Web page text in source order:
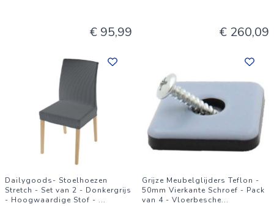
€ 95,99 € 260,09
Dailygoods- Stoelhoezen
Stretch - Set van 2 - Donkergrijs
- Hoogwaardige Stof - ...
Grijze Meubelglijders Teflon -
50mm Vierkante Schroef - Pack
van 4 - Vloerbesche...